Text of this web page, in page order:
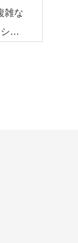
雑な
ス